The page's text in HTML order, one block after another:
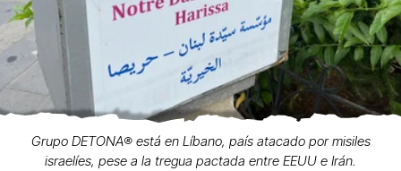
Grupo DETONA®️ está en Líbano, país atacado por misiles
israelíes, pese a la tregua pactada entre EEUU e Irán.